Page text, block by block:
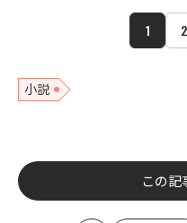
1 2
小説
この記